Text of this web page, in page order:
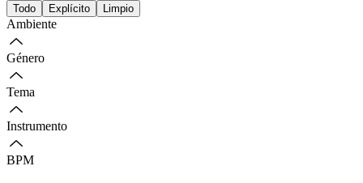
Todo Explícito Limpio
Ambiente
Género
Tema
Instrumento
BPM